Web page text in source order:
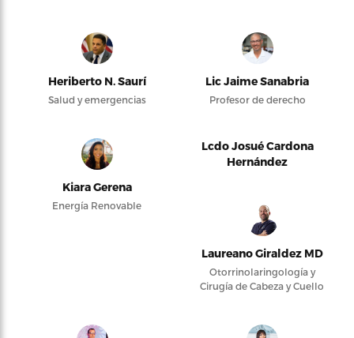
Heriberto N. Saurí
Salud y emergencias
Lic Jaime Sanabria
Profesor de derecho
Kiara Gerena
Energía Renovable
Lcdo Josué Cardona
Hernández
Laureano Giraldez MD
Otorrinolaringología y
Cirugía de Cabeza y Cuello